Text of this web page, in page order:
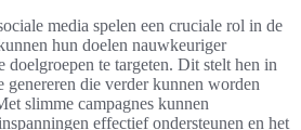
media spelen een cruciale rol in de
hun doelen nauwkeuriger
doelgroepen te targeten. Dit stelt hen in
genereren die verder kunnen worden
slimme campagnes kunnen
effectief ondersteunen en het